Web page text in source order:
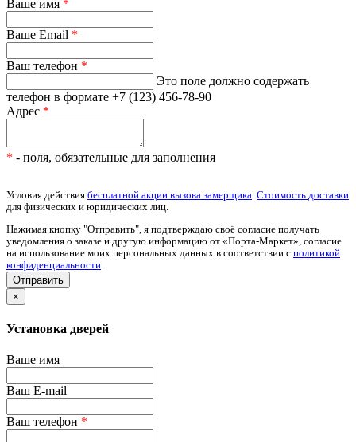
Ваше имя *
Ваше Email *
Ваш телефон *
Это поле должно содержать
телефон в формате +7 (123) 456-78-90
Адрес *
* - поля, обязательные для заполнения
Условия действия бесплатной акции вызова замерщика Стоимость доставки
для физических и юридических лиц.
Нажимая кнопку "Отправить", я подтверждаю своё согласие получать
уведомления о заказе и другую информацию от «Порта-Маркет», согласие
на использование моих персональных данных в соответствии с политикой
конфиденциальности
×
Установка дверей
Ваше имя
Ваш E-mail
Ваш телефон *